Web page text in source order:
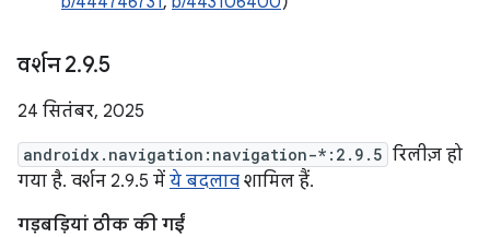
वर्शन 2.9.5
24 सितंबर, 2025
androidx.navigation:navigation-*:2.9.5 रिलीज़ हो
गया है. वर्शन 2.9.5 में ये बदलाव शामिल हैं.
गड़बड़ियां ठीक की गईं